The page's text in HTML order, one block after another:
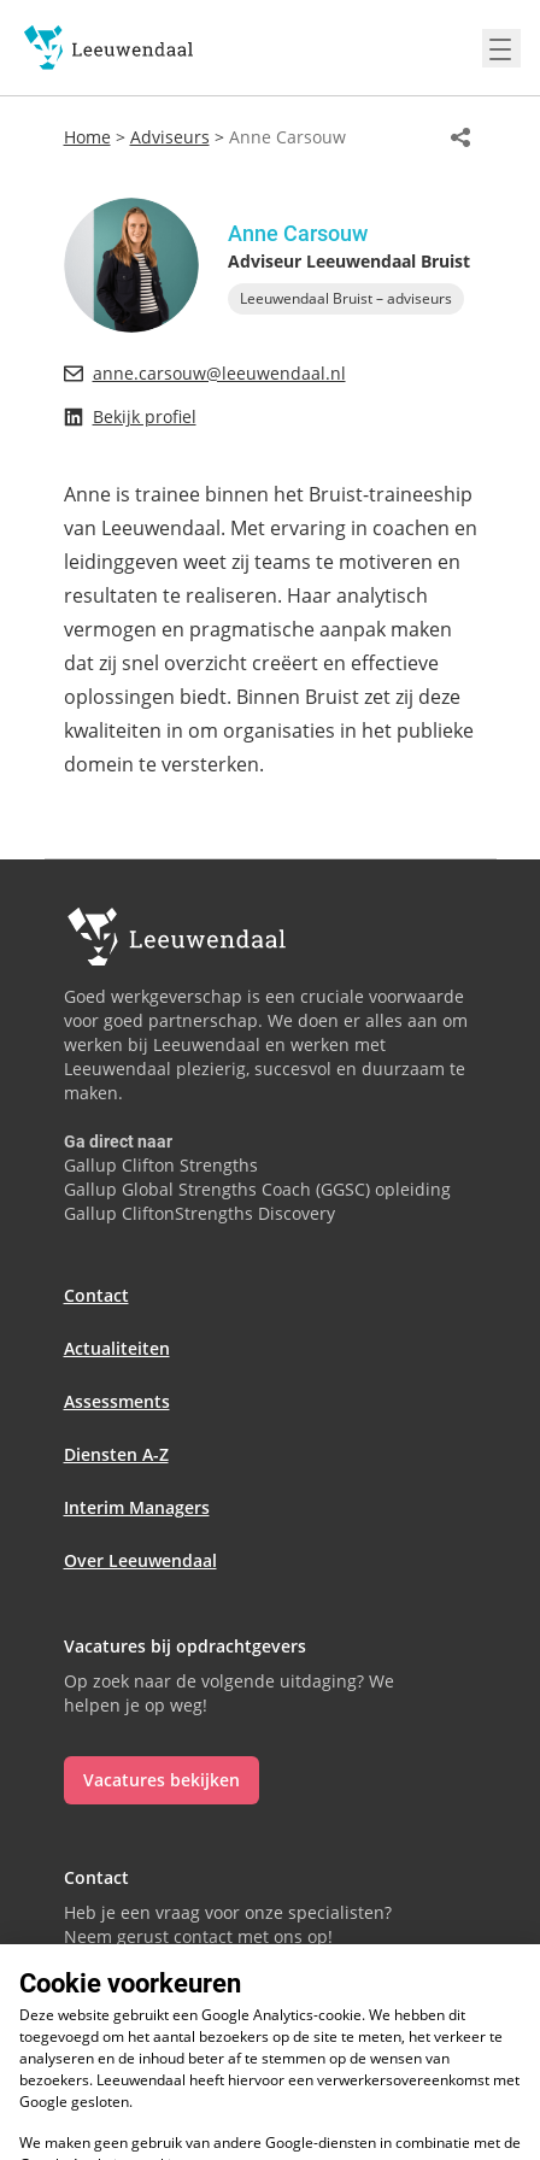
Home > Adviseurs > Anne Carsouw
Anne Carsouw
Adviseur Leeuwendaal Bruist
Leeuwendaal Bruist – adviseurs
anne.carsouw@leeuwendaal.nl
Bekijk profiel
Anne is trainee binnen het Bruist-traineeship
van Leeuwendaal. Met ervaring in coachen en
leidinggeven weet zij teams te motiveren en
resultaten te realiseren. Haar analytisch
vermogen en pragmatische aanpak maken
dat zij snel overzicht creëert en effectieve
oplossingen biedt. Binnen Bruist zet zij deze
kwaliteiten in om organisaties in het publieke
domein te versterken.
Goed werkgeverschap is een cruciale voorwaarde
voor goed partnerschap. We doen er alles aan om
werken bij Leeuwendaal en werken met
Leeuwendaal plezierig, succesvol en duurzaam te
maken.
Ga direct naar
Gallup Clifton Strengths
Gallup Global Strengths Coach (GGSC) opleiding
Gallup CliftonStrengths Discovery
Contact
Actualiteiten
Assessments
Diensten A-Z
Interim Managers
Over Leeuwendaal
Contact
Heb je een vraag voor onze specialisten?
Neem gerust contact met ons op!
088 - 0086800
Volg ons op LinkedIn
Vacatures bij opdrachtgevers
Op zoek naar de volgende uitdaging? We
helpen je op weg!
Vacatures bekijken
ESG
Cookie voorkeuren
Deze website gebruikt een Google Analytics-cookie. We hebben dit
toegevoegd om het aantal bezoekers op de site te meten, het verkeer te
analyseren en de inhoud beter af te stemmen op de wensen van
bezoekers. Leeuwendaal heeft hiervoor een verwerkersovereenkomst met
Google gesloten.
We maken geen gebruik van andere Google-diensten in combinatie met de